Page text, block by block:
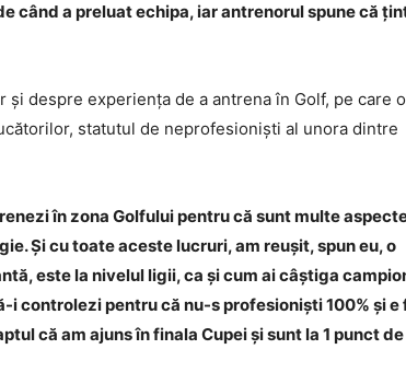
când a preluat echipa, iar antrenorul spune că
despre experiența de a antrena în Golf, pe care o
statutul de neprofesioniști al unora dintre
în zona Golfului pentru că sunt multe
Și cu toate aceste lucruri, am reușit, spun eu, o
este la nivelul ligii, ca și cum ai câștiga
i controlezi pentru că nu-s profesioniști 100% și
că am ajuns în finala Cupei și sunt la 1 punct